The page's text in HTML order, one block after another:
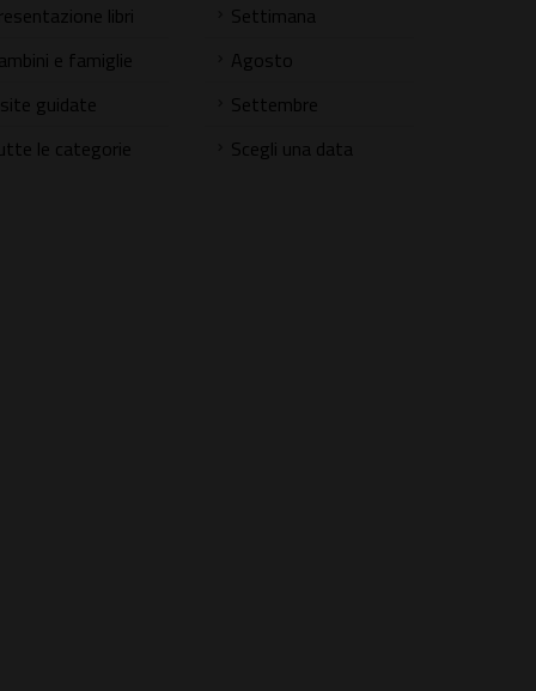
libri
e famiglie
guidate
le categorie
Settimana
Agosto
Settembre
Scegli una data